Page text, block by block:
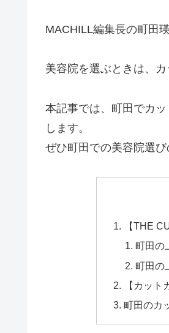
MACHILL編集長の町田
美容院を選ぶときは、
本記事では、町田でカ
します。
ぜひ町田での美容院選び
【THE
町田の
町田の
【カッ
町田のカ